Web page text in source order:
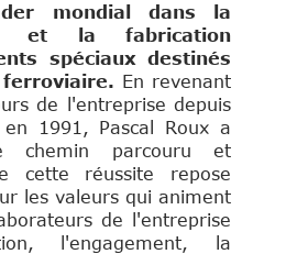
mondial dans la
et la fabrication
spéciaux destinés
En revenant
de l'entreprise depuis
1991, Pascal Roux a
chemin parcouru et
cette réussite repose
les valeurs qui animent
de l'entreprise
l'engagement, la